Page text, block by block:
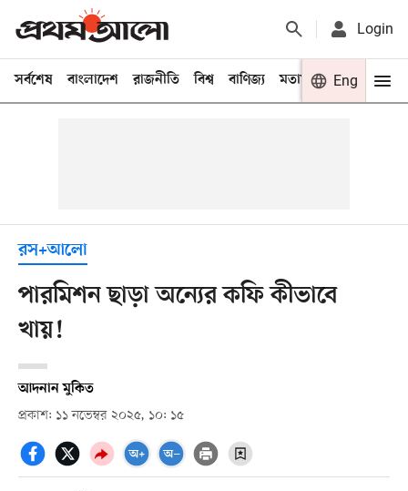
Login
সর্বশেষ বাংলাদেশ রাজনীতি বিশ্ব বাণিজ্য মতামত খেলা
Eng
রস+আলো
পারমিশন ছাড়া অন্যের কফি কীভাবে
খায়!
আদনান মুকিত
প্রকাশ: ১১ নভেম্বর ২০২৫, ১০: ১৫